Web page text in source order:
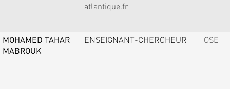
atlantique.fr
MOHAMED TAHAR
MABROUK
ENSEIGNANT-CHERCHEUR OSE